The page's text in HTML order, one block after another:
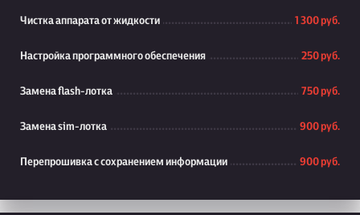
Чистка аппарата от жидкости 1 300 руб.
Настройка программного обеспечения 250 руб.
Замена flash-лотка 750 руб.
Замена sim-лотка 900 руб.
Перепрошивка с сохранением информации 900 руб.